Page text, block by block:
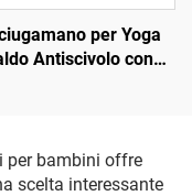
per Yoga
Antiscivolo con
per bambini offre
scelta interessante